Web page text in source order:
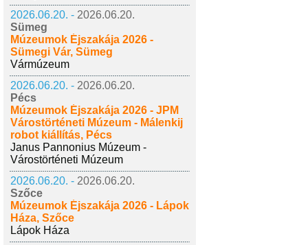
2026.06.20. - 2026.06.20.
Sümeg
Múzeumok Éjszakája 2026 -
Sümegi Vár, Sümeg
Vármúzeum
2026.06.20. - 2026.06.20.
Pécs
Múzeumok Éjszakája 2026 - JPM
Várostörténeti Múzeum - Málenkij
robot kiállítás, Pécs
Janus Pannonius Múzeum -
Várostörténeti Múzeum
2026.06.20. - 2026.06.20.
Szőce
Múzeumok Éjszakája 2026 - Lápok
Háza, Szőce
Lápok Háza